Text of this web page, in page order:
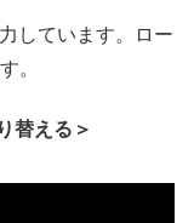
しています。ロー
。
替える＞